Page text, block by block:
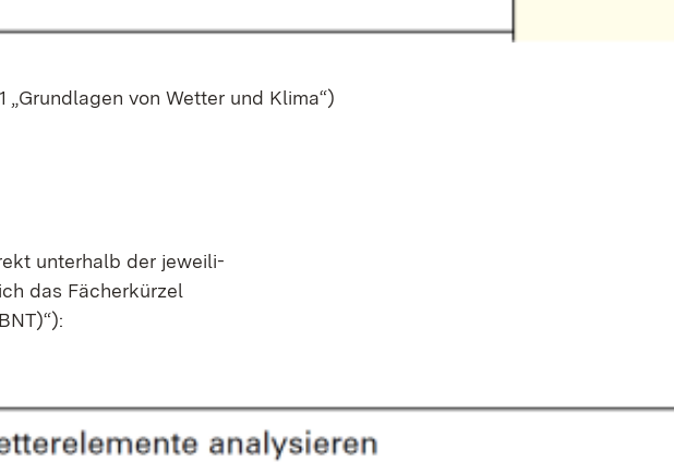
von Wet­ter und Kli­ma“)
un­ter­halb der je­wei­li­
das Fä­cher­kür­zel